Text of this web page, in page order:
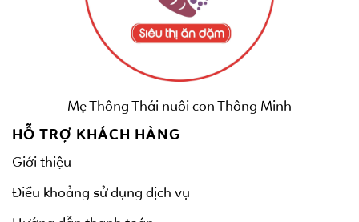
Mẹ Thông Thái nuôi con Thông Minh
HỖ TRỢ KHÁCH HÀNG
Giới thiệu
Điều khoảng sử dụng dịch vụ